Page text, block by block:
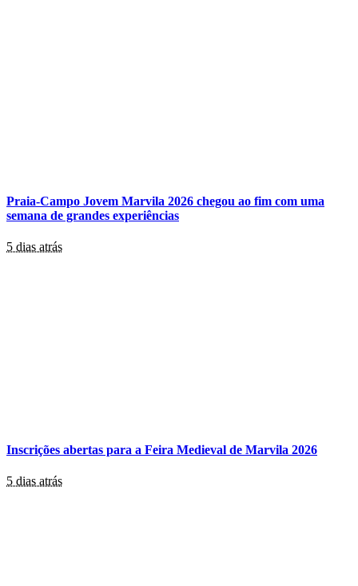
Praia-Campo Jovem Marvila 2026 chegou ao fim com uma
semana de grandes experiências
5 dias atrás
Inscrições abertas para a Feira Medieval de Marvila 2026
5 dias atrás